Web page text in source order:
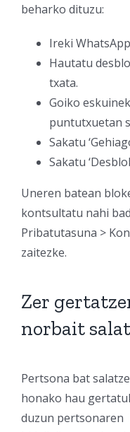
beharko dituzu:
Ireki
Hautatu
txata.
Goiko
puntutxuetan
Sakatu
Sakatu
Uneren batean
kontsultatu nahi
Pribatutasuna >
zaitezke.
Zer
norbait
Pertsona bat
honako hau
duzun pertsonaren